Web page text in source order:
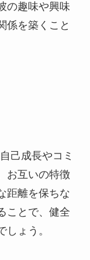
の趣味や興味
係を築くこと
己成長やコミ
お互いの特徴
距離を保ちな
ことで、健全
ょう。